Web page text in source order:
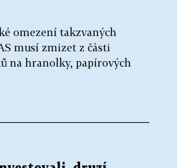
omezení takzvaných
musí zmizet z části
na hranolky, papírových